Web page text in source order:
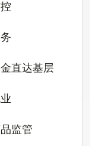
直达基层
监管